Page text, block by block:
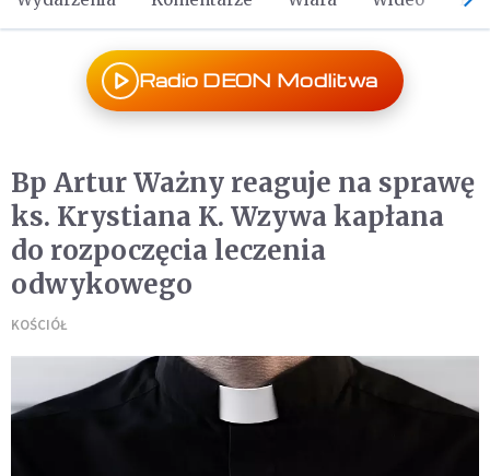
Radio DEON Modlitwa
Bp Artur Ważny reaguje na sprawę
ks. Krystiana K. Wzywa kapłana
do rozpoczęcia leczenia
odwykowego
KOŚCIÓŁ